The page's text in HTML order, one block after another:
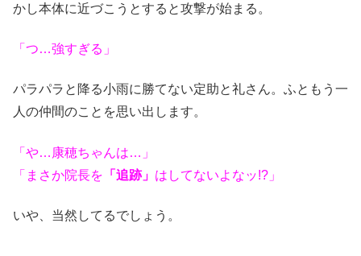
かし本体に近づこうとすると攻撃が始まる。
「つ…強すぎる」
パラパラと降る小雨に勝てない定助と礼さん。ふともう一
人の仲間のことを思い出します。
「や…康穂ちゃんは…」
「まさか院長を 「追跡」 はしてないよなッ!?」
いや、当然してるでしょう。